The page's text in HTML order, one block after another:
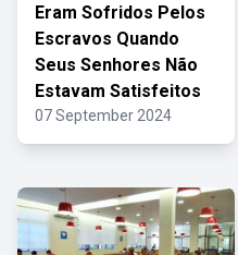
Eram Sofridos Pelos
Escravos Quando
Seus Senhores Não
Estavam Satisfeitos
07 September 2024